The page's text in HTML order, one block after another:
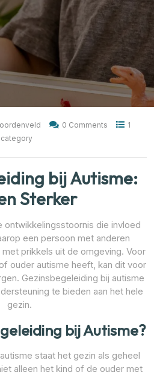
0 Comments
1
category
bij Autisme:
Sterker
ontwikkelingsstoornis die invloed
een persoon met anderen
prikkels uit de omgeving. Voor
ouder autisme heeft, kan dit voor
Gezinsbegeleiding bij autisme
te bieden aan het hele
gezin.
bij Autisme?
staat het gezin als geheel
alleen het kind of de ouder met